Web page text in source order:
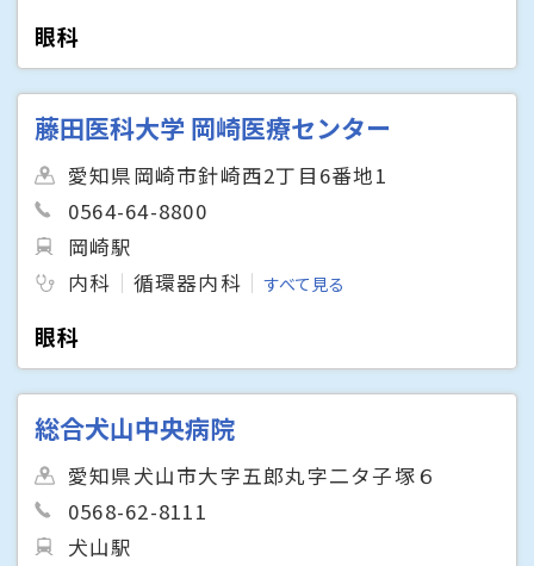
眼科
藤田医科大学 岡崎医療センター
愛知県岡崎市針崎西2丁目6番地1
0564-64-8800
岡崎駅
内科
循環器内科 すべて見る
眼科
総合犬山中央病院
愛知県犬山市大字五郎丸字二タ子塚６
0568-62-8111
犬山駅